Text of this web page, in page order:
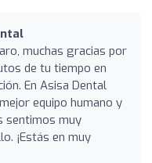
muchas gracias por
de tu tiempo en
En Asisa Dental
equipo humano y
sentimos muy
¡Estás en muy